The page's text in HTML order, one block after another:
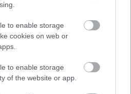
to enable storage
cookies on web or
to enable storage
of the website or app.